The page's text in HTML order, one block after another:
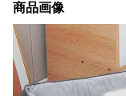
商品画像